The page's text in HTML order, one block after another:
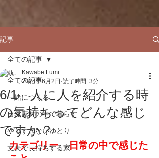
記事
全ての記事
一緒につくる
自然素材の中で暮らす
やりすぎないゆとり
丈夫で長持ちする家
全ての記事
6/1 人に人を紹介する時
の気持ちってどんな感じ
ですか？
Kawabe Fumi
2024年6月2日 読了時間: 3分
カテゴリー　日常の中で感じた